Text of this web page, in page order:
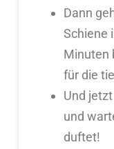
Dann
Schiene
Minuten
für die
Und
und
duftet!